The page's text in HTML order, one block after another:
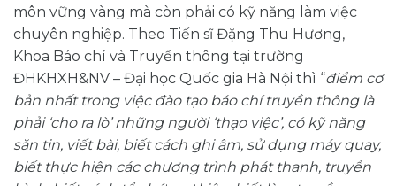
môn vững vàng mà còn phải có kỹ năng làm việc
chuyên nghiệp. Theo Tiến sĩ Đặng Thu Hương,
Khoa Báo chí và Truyền thông tại trường
ĐHKHXH&NV – Đại học Quốc gia Hà Nội thì “điểm cơ
bản nhất trong việc đào tạo báo chí truyền thông là
phải ‘cho ra lò’ những người ‘thạo việc’, có kỹ năng
săn tin, viết bài, biết cách ghi âm, sử dụng máy quay,
biết thực hiện các chương trình phát thanh, truyền